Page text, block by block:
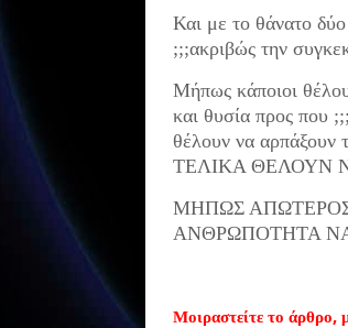
Και με το θάνατο
;;;ακριβώς την
Μήπως κάποιοι
και θυσία προς που
θέλουν να αρπάξουν
ΤΕΛΙΚΑ ΘΕΛΟΥΝ
ΜΗΠΩΣ
ΑΝΘΡΩΠΟΤΗΤΑ ΝΑ
Μοιραστείτε το άρθρο,